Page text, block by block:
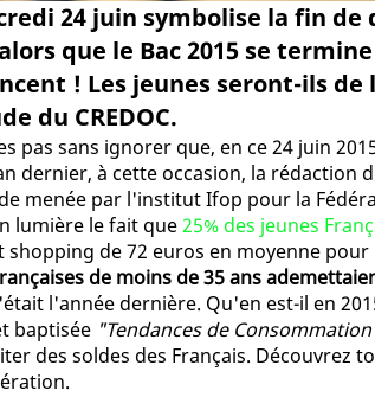
24 juin symbolise la fin
que le Bac 2015 se
! Les jeunes seront-ils de
du CREDOC.
pas sans ignorer que, en ce 24 juin
dernier, à cette occasion, la rédaction
menée par l'institut Ifop pour la
lumière le fait que25% des jeunes
de 72 euros en moyenne pour
de moins de 35 ans
l'année dernière. Qu'en est-il en
baptisée "Tendances de
des soldes des Français. Découvrez